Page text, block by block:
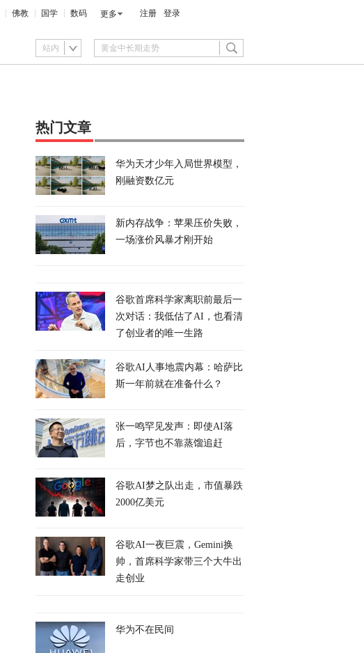
佛教 国学 数码 更多 注册 登录
站内
热门文章
华为天才少年入局世界模型，
刚融资数亿元
新内存战争：苹果压价失败，
一场涨价风暴才刚开始
谷歌首席科学家离职前最后一
次对话：我低估了AI，也看清
了创业者的唯一生路
谷歌AI人事地震内幕：哈萨比
斯一年前就在准备什么？
张一鸣罕见发声：即使AI落
后，字节也不靠蒸馏追赶
谷歌AI梦之队出走，市值暴跌
2000亿美元
谷歌AI一夜巨震，Gemini换
帅，首席科学家带三个大牛出
走创业
华为不在民间